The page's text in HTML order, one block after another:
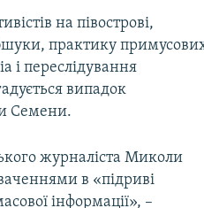
на півострові,
практику
і переслідування
випадок
Семени.
журналіста Миколи
в «підриві
інформації», –